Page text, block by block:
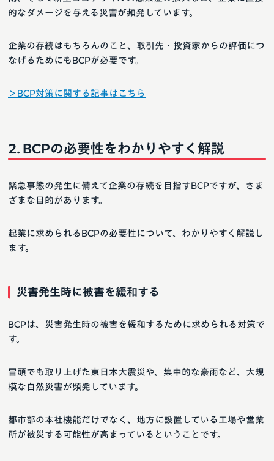
的なダメージを与える災害が頻発しています。
企業の存続はもちろんのこと、取引先・投資家からの評価につ
なげるためにもBCPが必要です。
＞BCP対策に関する記事はこちら
BCPの必要性をわかりやすく解説
緊急事態の発生に備えて企業の存続を目指すBCPですが、さま
ざまな目的があります。
起業に求められるBCPの必要性について、わかりやすく解説し
ます。
災害発生時に被害を緩和する
BCPは、災害発生時の被害を緩和するために求められる対策で
す。
冒頭でも取り上げた東日本大震災や、集中的な豪雨など、大規
模な自然災害が頻発しています。
都市部の本社機能だけでなく、地方に設置している工場や営業
所が被災する可能性が高まっているということです。